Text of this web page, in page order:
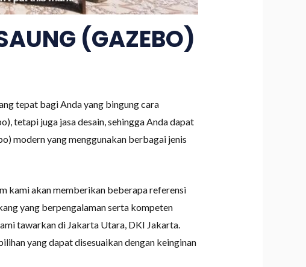
(GAZEBO)
tepat bagi Anda yang bingung cara
tetapi juga jasa desain, sehingga Anda dapat
modern yang menggunakan berbagai jenis
kami akan memberikan beberapa referensi
yang berpengalaman serta kompeten
tawarkan di Jakarta Utara, DKI Jakarta.
yang dapat disesuaikan dengan keinginan